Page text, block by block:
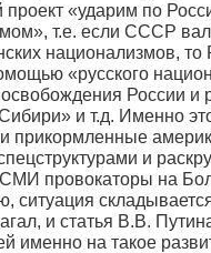
проект «ударим по
т.е. если СССР
национализмов,
«русского
России и
и т.д. Именно
прикормленные
и
провокаторы на
ситуация
и статья В.В.
именно на такое